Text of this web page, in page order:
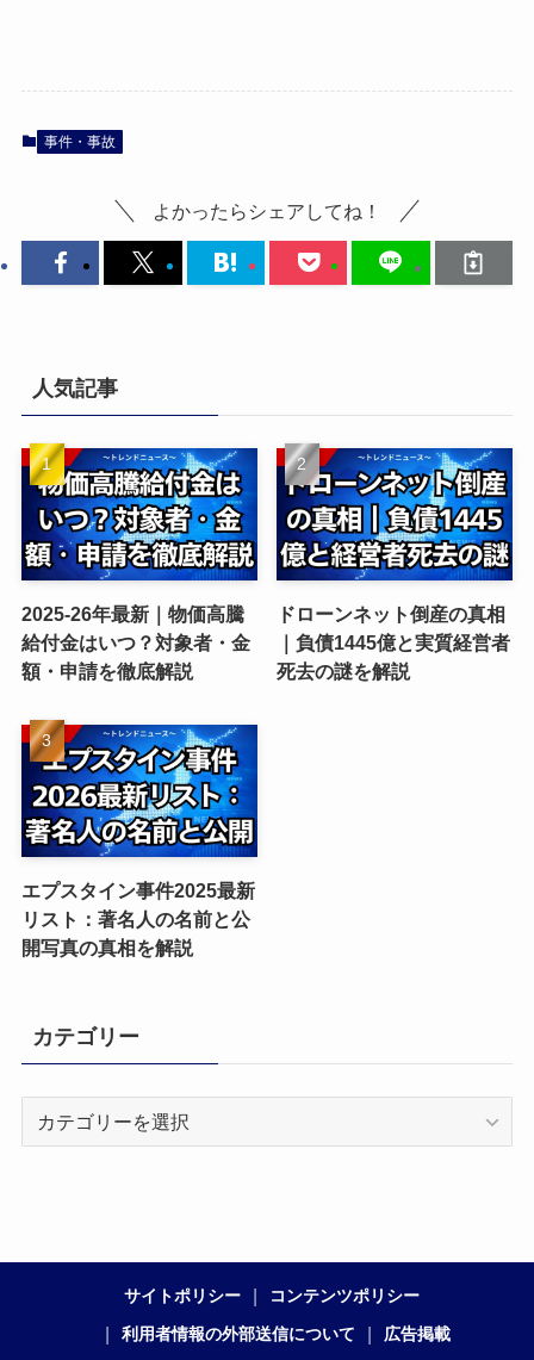
事件・事故
よかったらシェアしてね！
人気記事
2025-26年最新｜物価高騰
給付金はいつ？対象者・金
額・申請を徹底解説
ドローンネット倒産の真相
｜負債1445億と実質経営者
死去の謎を解説
エプスタイン事件2025最新
リスト：著名人の名前と公
開写真の真相を解説
カテゴリー
サイトポリシー コンテンツポリシー
利用者情報の外部送信について 広告掲載